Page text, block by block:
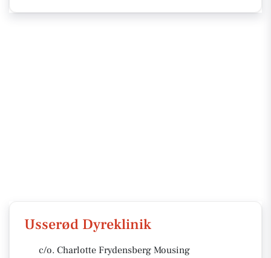
Usserød Dyreklinik
c/o. Charlotte Frydensberg Mousing